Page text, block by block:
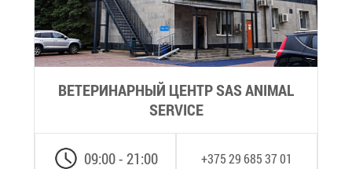
ВЕ­ТЕ­РИ­НАР­НЫЙ ЦЕНТР SAS ANIMAL
SERVICE
+375 29 685 37 01
09:00 - 21:00